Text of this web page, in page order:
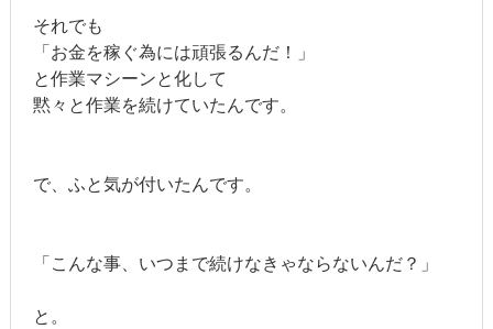
それでも
「お金を稼ぐ為には頑張るんだ！」
と作業マシーンと化して
黙々と作業を続けていたんです。
で、ふと気が付いたんです。
「こんな事、いつまで続けなきゃならないんだ？」
と。